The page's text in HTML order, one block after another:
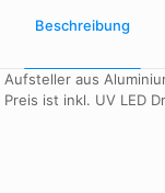
Beschreibung
Aufsteller aus
Preis ist inkl. UV LED